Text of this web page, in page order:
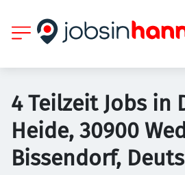
4 Teilzeit Jobs in
Heide, 30900
Bissendorf,